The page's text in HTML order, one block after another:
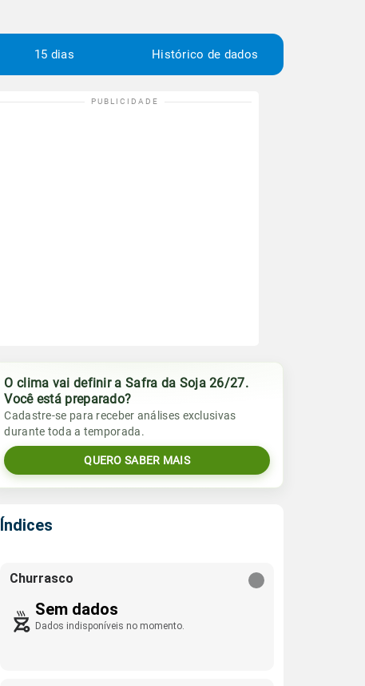
15 dias Histórico de dados
O clima vai definir a Safra da Soja 26/27.
Você está preparado?
Cadastre-se para receber análises exclusivas
durante toda a temporada.
QUERO SABER MAIS
Índices
Churrasco
Sem dados
Dados indisponíveis no momento.